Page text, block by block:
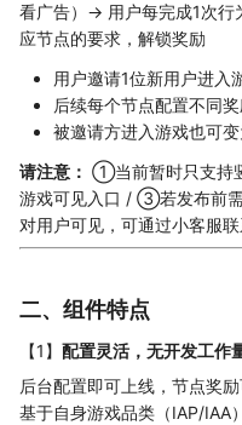
看广告）→ 用户每完成1次
应节点的要求，解锁奖励
用户邀请1位新用户进入
后续每个节点配置不同
被邀请方进入游戏也可
请注意： ①当前暂时只支持
游戏可见入口 / ③若发布前
对用户可见，可通过小客服
二、组件特点
【1】 配置灵活，无开发工作
后台配置即可上线，节点奖
基于自身游戏品类（IAP/IAA